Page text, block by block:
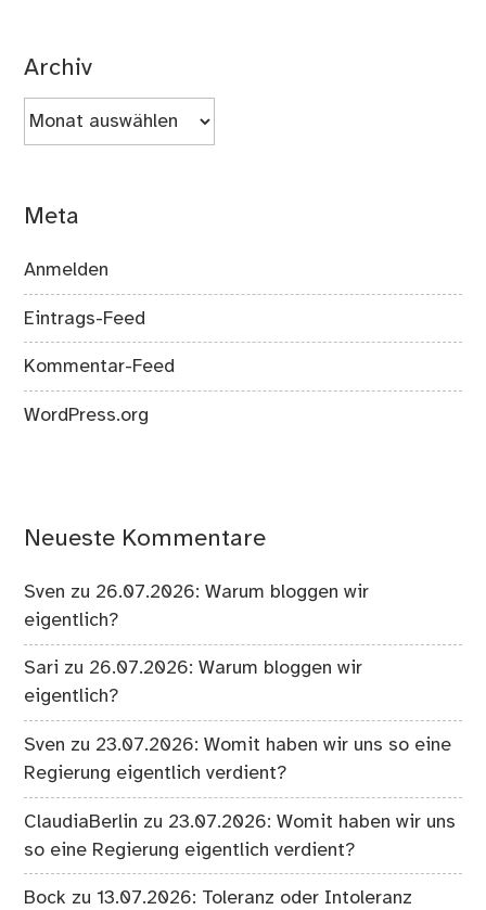
Archiv
Archiv
Meta
Anmelden
Eintrags-Feed
Kommentar-Feed
WordPress.org
Neueste Kommentare
Sven zu 26.07.2026: Warum bloggen wir
eigentlich?
Sari zu 26.07.2026: Warum bloggen wir
eigentlich?
Sven zu 23.07.2026: Womit haben wir uns so eine
Regierung eigentlich verdient?
ClaudiaBerlin zu 23.07.2026: Womit haben wir uns
so eine Regierung eigentlich verdient?
Bock zu13.07.2026: Toleranz oder Intoleranz